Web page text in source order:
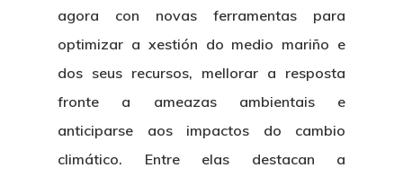
agora con novas ferramentas para
optimizar a xestión do medio mariño e
dos seus recursos, mellorar a resposta
fronte a ameazas ambientais e
anticiparse aos impactos do cambio
climático. Entre elas destacan a